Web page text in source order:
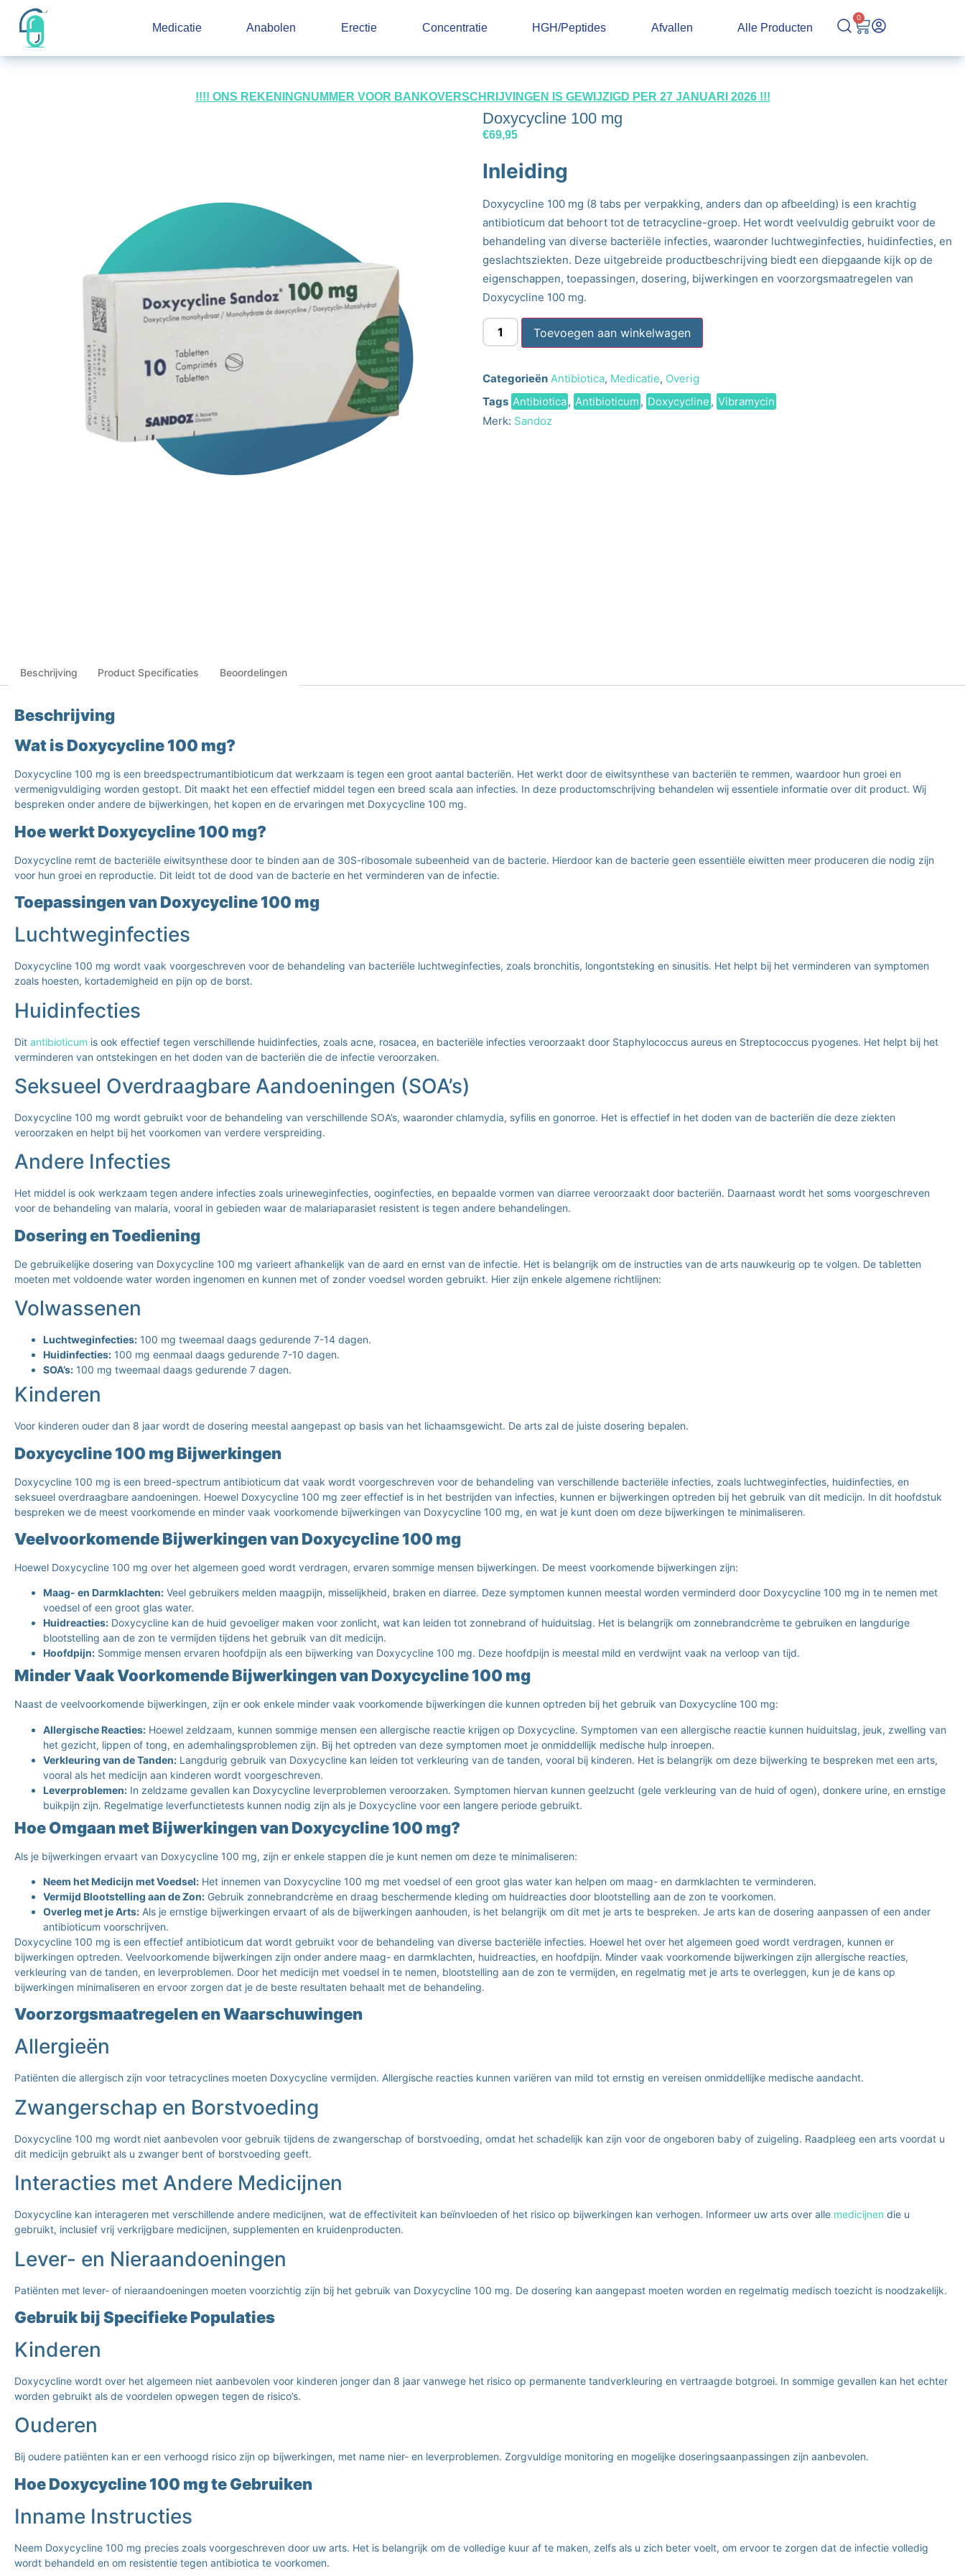
Medicatie Anabolen Erectie Concentratie HGH/Peptides Afvallen Alle Producten
0
!!!! ONS REKENINGNUMMER VOOR BANKOVERSCHRIJVINGEN IS GEWIJZIGD PER 27 JANUARI 2026 !!!
Doxycycline 100 mg
€69,95
Inleiding
Doxycycline 100 mg (8 tabs per verpakking, anders dan op afbeelding) is een krachtig
antibioticum dat behoort tot de tetracycline-groep. Het wordt veelvuldig gebruikt voor de
behandeling van diverse bacteriële infecties, waaronder luchtweginfecties, huidinfecties, en
geslachtsziekten. Deze uitgebreide productbeschrijving biedt een diepgaande kijk op de
eigenschappen, toepassingen, dosering, bijwerkingen en voorzorgsmaatregelen van
Doxycycline 100 mg.
Toevoegen aan winkelwagen
Categorieën Antibiotica, Medicatie, Overig
Tags Antibiotica, Antibioticum , Doxycycline , Vibramycin
Merk: Sandoz
Beschrijving Product Specificaties Beoordelingen
Beschrijving
Wat is Doxycycline 100 mg?
Doxycycline 100 mg is een breedspectrumantibioticum dat werkzaam is tegen een groot aantal bacteriën. Het werkt door de eiwitsynthese van bacteriën te remmen, waardoor hun groei en
vermenigvuldiging worden gestopt. Dit maakt het een effectief middel tegen een breed scala aan infecties. In deze productomschrijving behandelen wij essentiele informatie over dit product. Wij
bespreken onder andere de bijwerkingen, het kopen en de ervaringen met Doxycycline 100 mg.
Hoe werkt Doxycycline 100 mg?
Doxycycline remt de bacteriële eiwitsynthese door te binden aan de 30S-ribosomale subeenheid van de bacterie. Hierdoor kan de bacterie geen essentiële eiwitten meer produceren die nodig zijn
voor hun groei en reproductie. Dit leidt tot de dood van de bacterie en het verminderen van de infectie.
Toepassingen van Doxycycline 100 mg
Luchtweginfecties
Doxycycline 100 mg wordt vaak voorgeschreven voor de behandeling van bacteriële luchtweginfecties, zoals bronchitis, longontsteking en sinusitis. Het helpt bij het verminderen van symptomen
zoals hoesten, kortademigheid en pijn op de borst.
Huidinfecties
Dit antibioticum is ook effectief tegen verschillende huidinfecties, zoals acne, rosacea, en bacteriële infecties veroorzaakt door Staphylococcus aureus en Streptococcus pyogenes. Het helpt bij het
verminderen van ontstekingen en het doden van de bacteriën die de infectie veroorzaken.
Seksueel Overdraagbare Aandoeningen (SOA’s)
Doxycycline 100 mg wordt gebruikt voor de behandeling van verschillende SOA’s, waaronder chlamydia, syfilis en gonorroe. Het is effectief in het doden van de bacteriën die deze ziekten
veroorzaken en helpt bij het voorkomen van verdere verspreiding.
Andere Infecties
Het middel is ook werkzaam tegen andere infecties zoals urineweginfecties, ooginfecties, en bepaalde vormen van diarree veroorzaakt door bacteriën. Daarnaast wordt het soms voorgeschreven
voor de behandeling van malaria, vooral in gebieden waar de malariaparasiet resistent is tegen andere behandelingen.
Dosering en Toediening
De gebruikelijke dosering van Doxycycline 100 mg varieert afhankelijk van de aard en ernst van de infectie. Het is belangrijk om de instructies van de arts nauwkeurig op te volgen. De tabletten
moeten met voldoende water worden ingenomen en kunnen met of zonder voedsel worden gebruikt. Hier zijn enkele algemene richtlijnen:
Volwassenen
Luchtweginfecties: 100 mg tweemaal daags gedurende 7-14 dagen.
Huidinfecties: 100 mg eenmaal daags gedurende 7-10 dagen.
SOA’s: 100 mg tweemaal daags gedurende 7 dagen.
Kinderen
Voor kinderen ouder dan 8 jaar wordt de dosering meestal aangepast op basis van het lichaamsgewicht. De arts zal de juiste dosering bepalen.
Doxycycline 100 mg Bijwerkingen
Doxycycline 100 mg is een breed-spectrum antibioticum dat vaak wordt voorgeschreven voor de behandeling van verschillende bacteriële infecties, zoals luchtweginfecties, huidinfecties, en
seksueel overdraagbare aandoeningen. Hoewel Doxycycline 100 mg zeer effectief is in het bestrijden van infecties, kunnen er bijwerkingen optreden bij het gebruik van dit medicijn. In dit hoofdstuk
bespreken we de meest voorkomende en minder vaak voorkomende bijwerkingen van Doxycycline 100 mg, en wat je kunt doen om deze bijwerkingen te minimaliseren.
Veelvoorkomende Bijwerkingen van Doxycycline 100 mg
Hoewel Doxycycline 100 mg over het algemeen goed wordt verdragen, ervaren sommige mensen bijwerkingen. De meest voorkomende bijwerkingen zijn:
Maag- en Darmklachten: Veel gebruikers melden maagpijn, misselijkheid, braken en diarree. Deze symptomen kunnen meestal worden verminderd door Doxycycline 100 mg in te nemen met
voedsel of een groot glas water.
Huidreacties: Doxycycline kan de huid gevoeliger maken voor zonlicht, wat kan leiden tot zonnebrand of huiduitslag. Het is belangrijk om zonnebrandcrème te gebruiken en langdurige
blootstelling aan de zon te vermijden tijdens het gebruik van dit medicijn.
Hoofdpijn: Sommige mensen ervaren hoofdpijn als een bijwerking van Doxycycline 100 mg. Deze hoofdpijn is meestal mild en verdwijnt vaak na verloop van tijd.
Minder Vaak Voorkomende Bijwerkingen van Doxycycline 100 mg
Naast de veelvoorkomende bijwerkingen, zijn er ook enkele minder vaak voorkomende bijwerkingen die kunnen optreden bij het gebruik van Doxycycline 100 mg:
Allergische Reacties: Hoewel zeldzaam, kunnen sommige mensen een allergische reactie krijgen op Doxycycline. Symptomen van een allergische reactie kunnen huiduitslag, jeuk, zwelling van
het gezicht, lippen of tong, en ademhalingsproblemen zijn. Bij het optreden van deze symptomen moet je onmiddellijk medische hulp inroepen.
Verkleuring van de Tanden: Langdurig gebruik van Doxycycline kan leiden tot verkleuring van de tanden, vooral bij kinderen. Het is belangrijk om deze bijwerking te bespreken met een arts,
vooral als het medicijn aan kinderen wordt voorgeschreven.
Leverproblemen: In zeldzame gevallen kan Doxycycline leverproblemen veroorzaken. Symptomen hiervan kunnen geelzucht (gele verkleuring van de huid of ogen), donkere urine, en ernstige
buikpijn zijn. Regelmatige leverfunctietests kunnen nodig zijn als je Doxycycline voor een langere periode gebruikt.
Hoe Omgaan met Bijwerkingen van Doxycycline 100 mg?
Als je bijwerkingen ervaart van Doxycycline 100 mg, zijn er enkele stappen die je kunt nemen om deze te minimaliseren:
Neem het Medicijn met Voedsel: Het innemen van Doxycycline 100 mg met voedsel of een groot glas water kan helpen om maag- en darmklachten te verminderen.
Vermijd Blootstelling aan de Zon: Gebruik zonnebrandcrème en draag beschermende kleding om huidreacties door blootstelling aan de zon te voorkomen.
Overleg met je Arts: Als je ernstige bijwerkingen ervaart of als de bijwerkingen aanhouden, is het belangrijk om dit met je arts te bespreken. Je arts kan de dosering aanpassen of een ander
antibioticum voorschrijven.
Doxycycline 100 mg is een effectief antibioticum dat wordt gebruikt voor de behandeling van diverse bacteriële infecties. Hoewel het over het algemeen goed wordt verdragen, kunnen er
bijwerkingen optreden. Veelvoorkomende bijwerkingen zijn onder andere maag- en darmklachten, huidreacties, en hoofdpijn. Minder vaak voorkomende bijwerkingen zijn allergische reacties,
verkleuring van de tanden, en leverproblemen. Door het medicijn met voedsel in te nemen, blootstelling aan de zon te vermijden, en regelmatig met je arts te overleggen, kun je de kans op
bijwerkingen minimaliseren en ervoor zorgen dat je de beste resultaten behaalt met de behandeling.
Voorzorgsmaatregelen en Waarschuwingen
Allergieën
Patiënten die allergisch zijn voor tetracyclines moeten Doxycycline vermijden. Allergische reacties kunnen variëren van mild tot ernstig en vereisen onmiddellijke medische aandacht.
Zwangerschap en Borstvoeding
Doxycycline 100 mg wordt niet aanbevolen voor gebruik tijdens de zwangerschap of borstvoeding, omdat het schadelijk kan zijn voor de ongeboren baby of zuigeling. Raadpleeg een arts voordat u
dit medicijn gebruikt als u zwanger bent of borstvoeding geeft.
Interacties met Andere Medicijnen
Doxycycline kan interageren met verschillende andere medicijnen, wat de effectiviteit kan beïnvloeden of het risico op bijwerkingen kan verhogen. Informeer uw arts over alle medicijnen die u
gebruikt, inclusief vrij verkrijgbare medicijnen, supplementen en kruidenproducten.
Lever- en Nieraandoeningen
Patiënten met lever- of nieraandoeningen moeten voorzichtig zijn bij het gebruik van Doxycycline 100 mg. De dosering kan aangepast moeten worden en regelmatig medisch toezicht is noodzakelijk.
Gebruik bij Specifieke Populaties
Kinderen
Doxycycline wordt over het algemeen niet aanbevolen voor kinderen jonger dan 8 jaar vanwege het risico op permanente tandverkleuring en vertraagde botgroei. In sommige gevallen kan het echter
worden gebruikt als de voordelen opwegen tegen de risico’s.
Ouderen
Bij oudere patiënten kan er een verhoogd risico zijn op bijwerkingen, met name nier- en leverproblemen. Zorgvuldige monitoring en mogelijke doseringsaanpassingen zijn aanbevolen.
Hoe Doxycycline 100 mg te Gebruiken
Inname Instructies
Neem Doxycycline 100 mg precies zoals voorgeschreven door uw arts. Het is belangrijk om de volledige kuur af te maken, zelfs als u zich beter voelt, om ervoor te zorgen dat de infectie volledig
wordt behandeld en om resistentie tegen antibiotica te voorkomen.